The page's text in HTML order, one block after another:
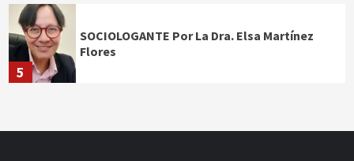
5
SOCIOLOGANTE Por La Dra. Elsa Martínez
Flores